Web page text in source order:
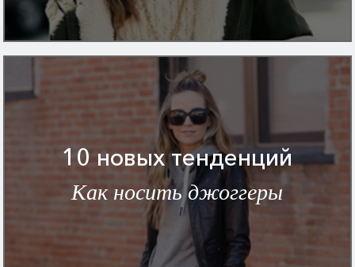
10 новых тенденций
Как носить джоггеры